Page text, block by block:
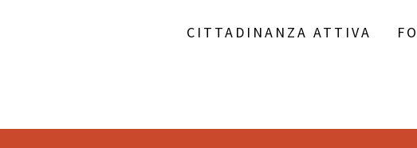
CITTADINANZA ATTIVA